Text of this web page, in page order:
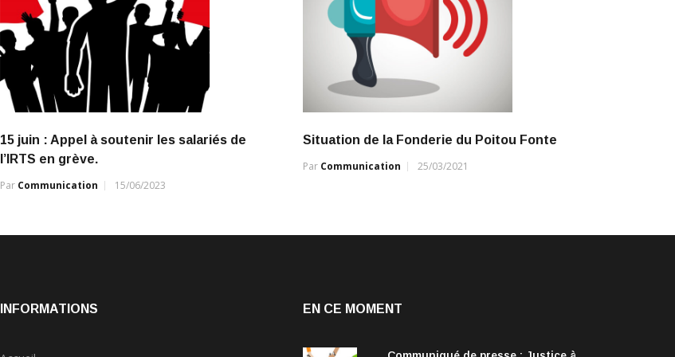
15 juin : Appel à soutenir les salariés de
l’IRTS en grève.
Par Communication 15/06/2023
Situation de la Fonderie du Poitou Fonte
Par Communication 25/03/2021
INFORMATIONS EN CE MOMENT